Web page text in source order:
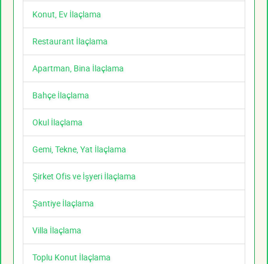
Konut, Ev İlaçlama
Restaurant İlaçlama
Apartman, Bina İlaçlama
Bahçe İlaçlama
Okul İlaçlama
Gemi, Tekne, Yat İlaçlama
Şirket Ofis ve İşyeri İlaçlama
Şantiye İlaçlama
Villa İlaçlama
Toplu Konut İlaçlama